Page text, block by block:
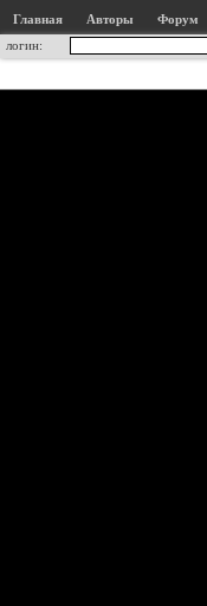
Главная Авторы
Форум
логин: